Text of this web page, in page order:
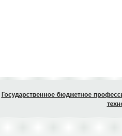
Государственное бюджетное